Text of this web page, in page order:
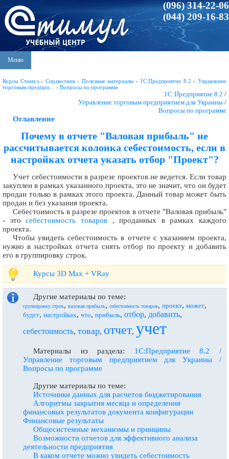
(096) 314-22-06
(044) 209-16-83
Меню
Курсы Стимул› Справочник› Полезные материалы › 1С:Предприятие 8.2 ›Управление
торговым предпри…
› Вопросы по программе
1С:Предприятие 8.2 /
Управление торговым предприятием для Украины /
Вопросы по программе
Оглавление
Почему в отчете "Валовая прибыль" не
рассчитывается колонка себестоимость, если в
настройках отчета указать отбор "Проект"?
Учет себестоимости в разрезе проектов не ведется. Если товар
закуплен в рамках указанного проекта, это не значит, что он будет
продан только в рамках этого проекта. Данный товар может быть
продан и без указания проекта.
Себестоимость в разрезе проектов в отчете "Валовая прибыль"
- этосебестоимость товаров, проданных в рамках каждого
проекта.
Чтобы увидеть себестоимость в отчете с указанием проекта,
нужно в настройках отчета снять отбор по проекту и добавить
его в группировку строк.
Курсы 3D Max + VRay
Другие материалы по теме:
группировку строк, валовая прибыль, себестоимость товаров, проект, может,
будет, настройках, что, прибыль, отбор, добавить,
себестоимость, товар, отчет, учет
Материалы из раздела: 1С:Предприятие 8.2 /
Управление торговым предприятием для Украины /
Вопросы по программе
Другие материалы по теме:
Источники данных для расчетов бюджетирования
Алгоритмы закрытия месяца и определения
финансовых результатов документа конфигурации
Финансовые результаты
Общесистемные механизмы и принципы
Возможности отчетов для эффективного анализа
деятельности предприятия
В каком отчете можно увидеть себестоимость